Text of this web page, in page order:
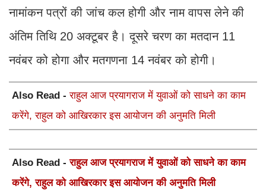
नामांकन पत्रों की जांच कल होगी और नाम वापस लेने की
अंतिम ति‍थि 20 अक्टूबर है। दूसरे चरण का मतदान 11
नवंबर को होगा और मतगणना 14 नवंबर को होगी।
Also Read -राहुल आज प्रयागराज में युवाओं को साधने का काम
करेंगे, राहुल को आखिरकार इस आयोजन की अनुमति मिली
Also Read -राहुल आज प्रयागराज में युवाओं को साधने का काम
करेंगे, राहुल को आखिरकार इस आयोजन की अनुमति मिली